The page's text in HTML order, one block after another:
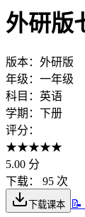
外研版
版本： 外研版
年级： 一年级
科目： 英语
学期： 下册
评分：
★★★★★
5.00 分
下载：
95 次
下载课本